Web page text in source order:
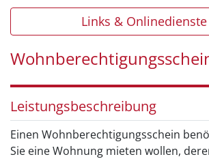
Links & Onlinedienste
Leistungsbeschreibung
Einen Wohnberechtigungsschein
Sie eine Wohnung mieten wollen,